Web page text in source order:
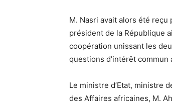
M. Nasri avait alors été
président de la République
coopération unissant les
questions d’intérêt
Le ministre d’Etat, ministre
des Affaires africaines, M.